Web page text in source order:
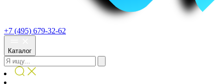
+7 (495) 679-32-62
Каталог